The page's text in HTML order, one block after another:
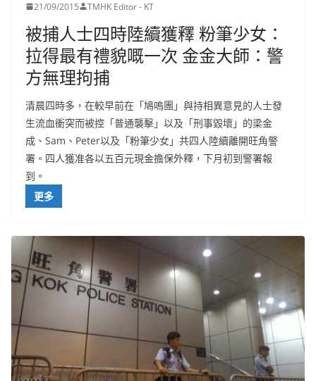
21/09/2015 TMHK Editor - KT
被捕人士四時陸續獲釋 粉筆少女：
拉得最有禮貌嘅一次 金金大師：警
方無理拘捕
清晨四時多，在較早前在「鳩嗚團」與持相異意見的人士發
生流血衝突而被控「普通襲擊」以及「刑事毀壞」的梁金
成、Sam、Peter以及「粉筆少女」共四人陸續離開旺角警
署。四人獲准各以五百元現金擔保外釋，下月初到警署報
到。
更多